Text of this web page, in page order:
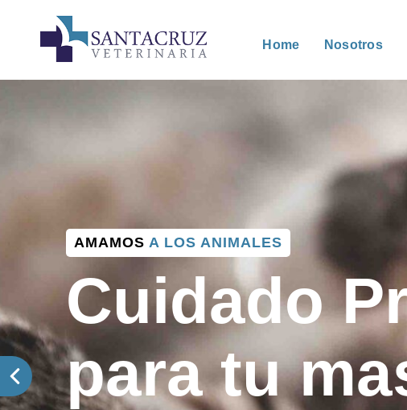
Home Nosotros
Cuidado
para tu
AMAMOS A LOS ANIMALES